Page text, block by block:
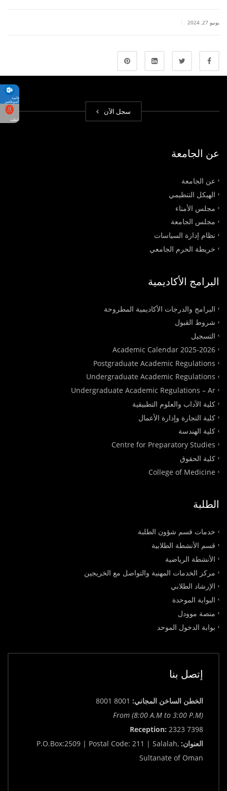
يونيو 27, 2024
سجل الآن
عن الجامعة
عن الجامعة
الهيكل التنظيمي
مجلس الأمناء
مجلس الجامعة
نظام إدارة السياسات
خريطة الحرم الجامعي
البرامج الأكاديمية
البرامج والدرجات الأكاديمية المطروحة
شروط القبول
التسجيل
Academic Calendar 2025-2026
Postgraduate Academic Regulations
Undergraduate Academic Regulations
Undergraduate Academic Regulations – Ar
كلية الآداب والعلوم التطبيقية
كلية التجارة وإدارة الأعمال
كلية الهندسة
Centre for Preparatory Studies
كلية الحقوق
College of Medicine
الطلبة
خدمات قسم شؤون الطلبة
قسم الأنشطة الطلابية
الأنشطة الرياضية
مركز الخدمات المهنية والتواصل مع الخريجين
الإرشاد الطلابي
البوابة الموحدة
منصة موودل
بوابة الدخول الموحد
إتصل بنا
الخطن الساخن المجاني: 8001 8001
From (8:00 A.M to 3:00 P.M)
Reception: 2323 7398
العنوان: P.O.Box:2509 | Postal Code: 211 | Salalah,
Sultanate of Oman
قائمة
الموظفين
الطلبة